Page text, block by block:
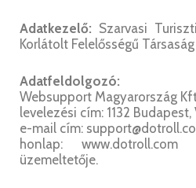
Adatkezelő: Szarvasi
Korlátolt Felelősségű Társaság
Adatfeldolgozó:
Websupport Magyarország
levelezési cím: 1132
e-mail cím:
honlap:
üzemeltetője.